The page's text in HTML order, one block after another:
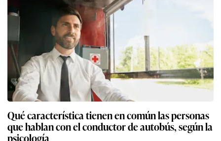
Qué característica tienen en común las personas
que hablan con el conductor de autobús, según la
psicología